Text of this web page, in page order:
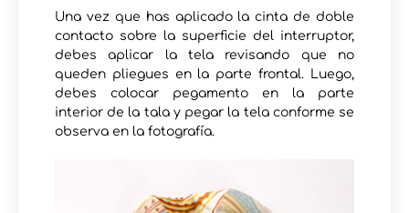
Una vez que has aplicado la cinta de doble
contacto sobre la superficie del interruptor,
debes aplicar la tela revisando que no
queden pliegues en la parte frontal. Luego,
debes colocar pegamento en la parte
interior de la tala y pegar la tela conforme se
observa en la fotografía.